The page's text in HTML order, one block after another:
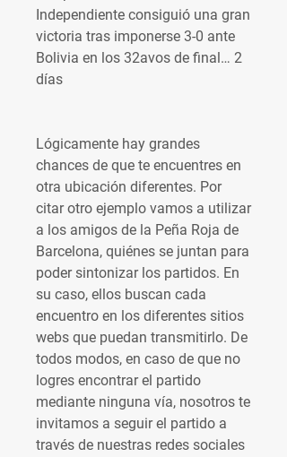
Independiente consiguió una gran
victoria tras imponerse 3-0 ante
Bolivia en los 32avos de final… 2
días
Lógicamente hay grandes
chances de que te encuentres en
otra ubicación diferentes. Por
citar otro ejemplo vamos a utilizar
a los amigos de la Peña Roja de
Barcelona, quiénes se juntan para
poder sintonizar los partidos. En
su caso, ellos buscan cada
encuentro en los diferentes sitios
webs que puedan transmitirlo. De
todos modos, en caso de que no
logres encontrar el partido
mediante ninguna vía, nosotros te
invitamos a seguir el partido a
través de nuestras redes sociales